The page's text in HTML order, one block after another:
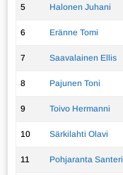
5 Halonen Juhani
6 Eränne Tomi
7 Saavalainen Ellis
8 Pajunen Toni
9 Toivo Hermanni
10 Särkilahti Olavi
11 Pohjaranta Santeri